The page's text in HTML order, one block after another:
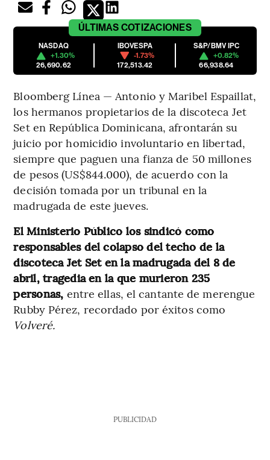
ÚLTIMAS COTIZACIONES
NASDAQ
+1.30%
26,690.62
IBOVESPA
-1.73%
172,513.42
S&P/BMV IPC
+0.82%
66,938.64
Bloomberg Línea — Antonio y Maribel Espaillat,
los hermanos propietarios de la discoteca Jet
Set en República Dominicana, afrontarán su
juicio por homicidio involuntario en libertad,
siempre que paguen una fianza de 50 millones
de pesos (US$844.000), de acuerdo con la
decisión tomada por un tribunal en la
madrugada de este jueves.
El Ministerio Público los sindicó como
responsables del colapso del techo de la
discoteca Jet Set en la madrugada del 8 de
abril, tragedia en la que murieron 235
personas, entre ellas, el cantante de merengue
Rubby Pérez, recordado por éxitos como
Volveré.
PUBLICIDAD